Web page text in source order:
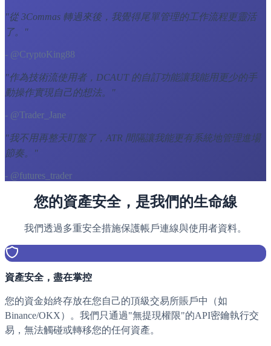
"從 3Commas 轉過來後，我覺得尾單管理的工作流程更靈活
了。
"
- @CryptoKing88
"作為技術流使用者，DCAUT 的自訂功能讓我能用更少的手
動操作實現自己的想法。
"
- @Trader_Jane
"我不用再整天盯盤了，ATR 間隔讓我能更有系統地管理進場
節奏。
"
- @futures_trader
您的資產安全，是我們的生命線
我們透過多重安全措施保護帳戶連線與使用者資料。
資產安全，盡在掌控
您的資金始終存放在您自己的頂級交易所賬戶中（如
Binance/OKX）。我們只通過"無提現權限"的API密鑰執行交
易，無法觸碰或轉移您的任何資產。